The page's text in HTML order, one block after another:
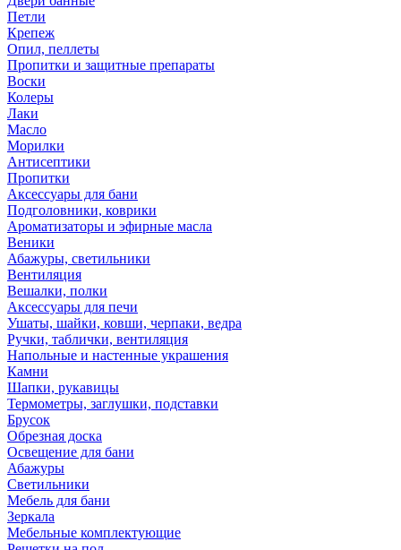
Петли
Крепеж
Опил, пеллеты
Пропитки и защитные препараты
Воски
Колеры
Лаки
Масло
Морилки
Антисептики
Пропитки
Аксессуары для бани
Подголовники, коврики
Ароматизаторы и эфирные масла
Веники
Абажуры, светильники
Вентиляция
Вешалки, полки
Аксессуары для печи
Ушаты, шайки, ковши, черпаки, ведра
Ручки, таблички, вентиляция
Напольные и настенные украшения
Камни
Шапки, рукавицы
Термометры, заглушки, подставки
Брусок
Обрезная доска
Освещение для бани
Абажуры
Светильники
Мебель для бани
Зеркала
Мебельные комплектующие